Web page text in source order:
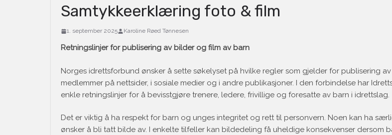
Samtykkeerklæring foto & film
1. september 2025 Karoline Røed Tønnesen
Retningslinjer for publisering av bilder og film av barn
Norges idrettsforbund ønsker å sette søkelyset på hvilke regler som gjelder for publisering
medlemmer på nettsider, i sosiale medier og i andre publikasjoner. I den forbindelse har
enkle retningslinjer for å bevisstgjøre trenere, ledere, frivillige og foresatte av barn i idrettslag.
Det er viktig å ha respekt for barn og unges integritet og rett til personvern. Noen kan ha
ønsker å bli tatt bilde av. I enkelte tilfeller kan bildedeling få uheldige konsekvenser dersom